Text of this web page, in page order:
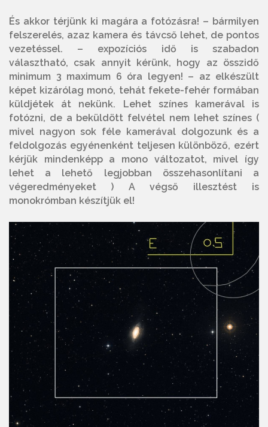
És akkor térjünk ki magára a fotózásra! – bármilyen
felszerelés, azaz kamera és távcső lehet, de pontos
vezetéssel. – expozíciós idő is szabadon
választható, csak annyit kérünk, hogy az összidő
minimum 3 maximum 6 óra legyen! – az elkészült
képet kizárólag monó, tehát fekete-fehér formában
küldjétek át nekünk. Lehet színes kamerával is
fotózni, de a beküldött felvétel nem lehet színes (
mivel nagyon sok féle kamerával dolgozunk és a
feldolgozás egyénenként teljesen különböző, ezért
kérjük mindenképp a mono változatot, mivel így
lehet a lehető legjobban összehasonlítani a
végeredményeket ) A végső illesztést is
monokrómban készítjük el!